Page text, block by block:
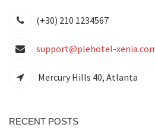
(+30) 210 1234567
support@plehotel-
Mercury Hills 40, Atlanta
RECENT POSTS